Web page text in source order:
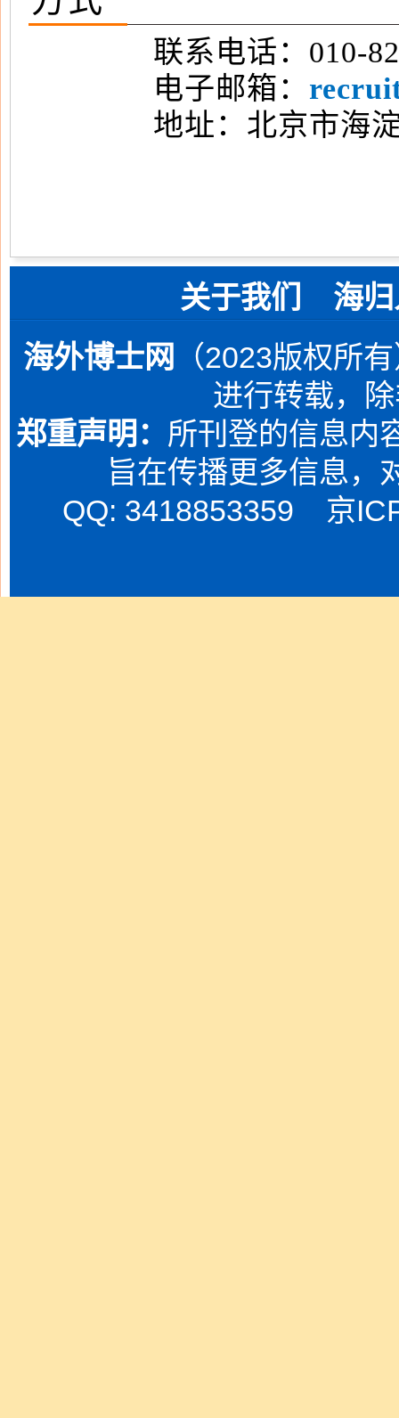
联系电话：010-
电子邮箱：
地址：北京市海淀区
关于我们 海
海外博士网
（2023版权所
进行转载，
郑重声明： 所刊登的信息内
旨在传播更多信息，
QQ: 3418853359 京